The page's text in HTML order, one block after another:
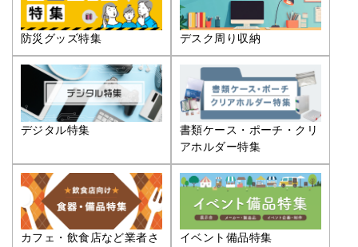
防災グッズ特集 デスク周り収納
デジタル特集
書類ケース・ポーチ・クリ
アホルダー特集
カフェ・飲食店など業者さ
イベント備品特集